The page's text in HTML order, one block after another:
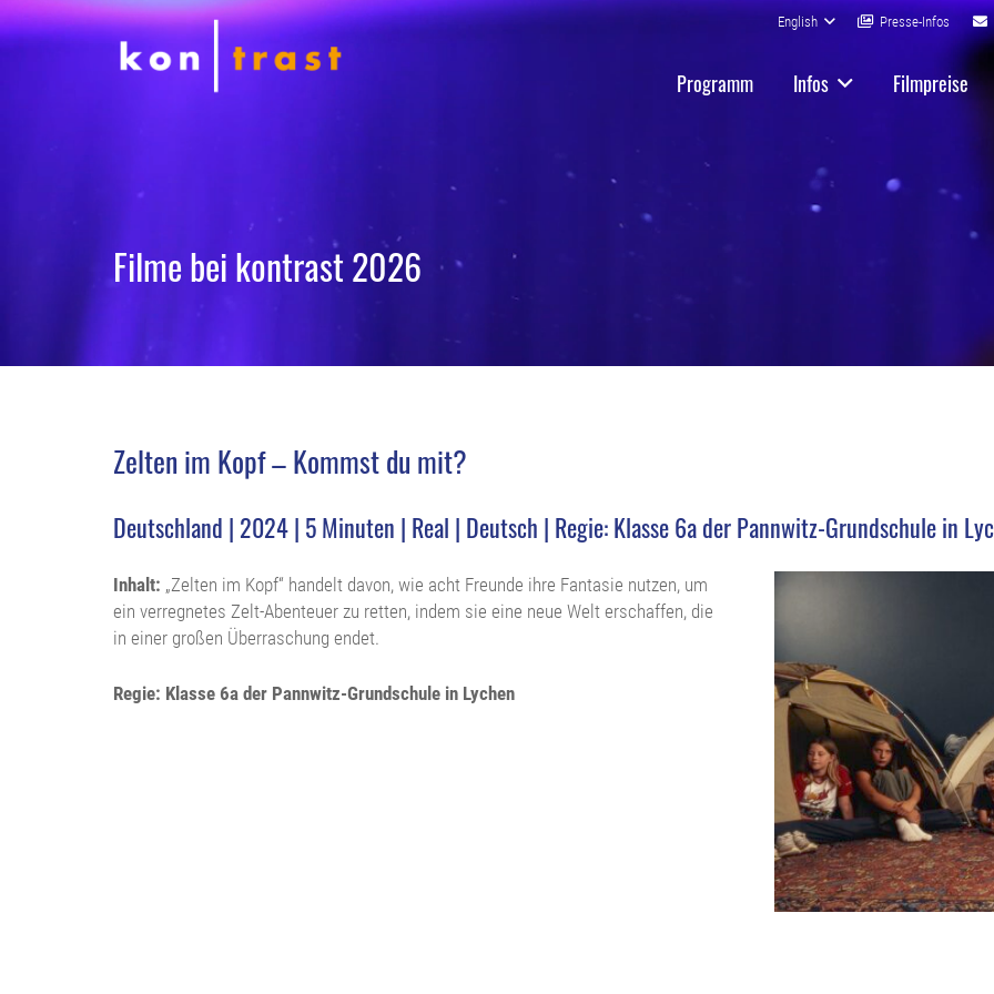
English Presse-Infos
Programm Infos Filmpreise
Filme bei kontrast 2026
Zelten im Kopf – Kommst du mit?
Deutschland | 2024 | 5 Minuten | Real | Deutsch | Regie: Klasse 6a der Pannwitz-Grundschule in
Inhalt: „Zelten im Kopf“ handelt davon, wie acht Freunde ihre Fantasie nutzen, um
ein verregnetes Zelt-Abenteuer zu retten, indem sie eine neue Welt erschaffen, die
in einer großen Überraschung endet.
Regie: Klasse 6a der Pannwitz-Grundschule in Lychen